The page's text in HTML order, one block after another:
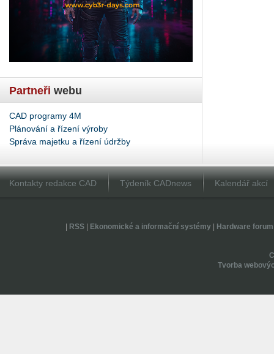
Partneři webu
CAD programy 4M
Plánování a řízení výroby
Správa majetku a řízení údržby
Kontakty redakce CAD Týdeník CADnews Kalendář akcí
RSS| Ekonomické a informační systémy| Hardware forum
Tvorba